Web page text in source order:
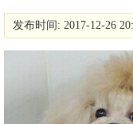
发布时间: 2017-12-26